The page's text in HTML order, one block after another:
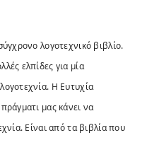
λογοτεχνικό βιβλίο.
ελπίδες για μία
Η Ευτυχία
μας κάνει να
Είναι από τα βιβλία που